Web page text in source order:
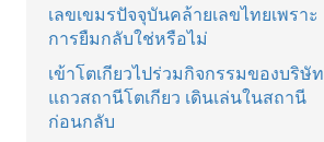
เลขเขมรปัจจุบันคล้ายเลขไทยเพราะ
การยืมกลับใช่หรือไม่
เข้าโตเกียวไปร่วมกิจกรรมของบริษัท
แถวสถานีโตเกียว เดินเล่นในสถานี
ก่อนกลับ